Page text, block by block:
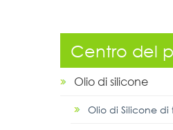
Centro del
Olio di silicone
Olio di Silicone di